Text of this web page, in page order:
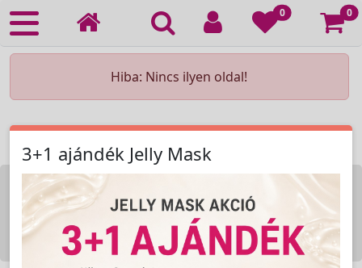
0 0
Hiba: Nincs ilyen oldal!
KOZMETIKAI KÉSZÜLÉK BÉRLÉS
KEZDŐLAP
ELÉRHETŐSÉG
RENDELÉSI FELTÉTELEK
Copyright © 2009-2026 All Rights Reserved.
3+1 ajándék Jelly Mask